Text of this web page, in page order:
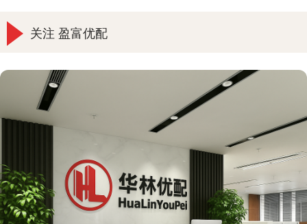
关注 盈富优配